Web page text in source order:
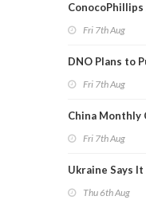
Fri 7th Aug
DNO Plans to
Fri 7th Aug
China Monthly
Fri 7th Aug
Ukraine Says
Thu 6th Aug